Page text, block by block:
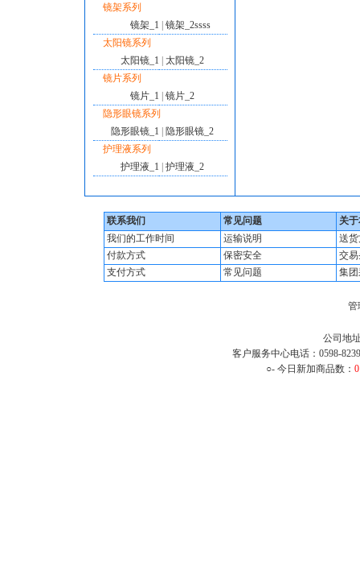
镜架系列
镜架_1
镜架_2ssss
太阳镜系列
太阳镜_1
太阳镜_2
镜片系列
镜片_1
镜片_2
隐形眼镜系列
隐形眼镜_1
隐形眼镜_2
护理液系列
护理液_1
护理液_2
联系我们 常见问题
关
我们的工作时间
运输说明
送
付款方式
保密安全
交
支付方式
常见问题 集
管
公司地
客户服务中心电话：0598-
○- 今日新加商品数： 0